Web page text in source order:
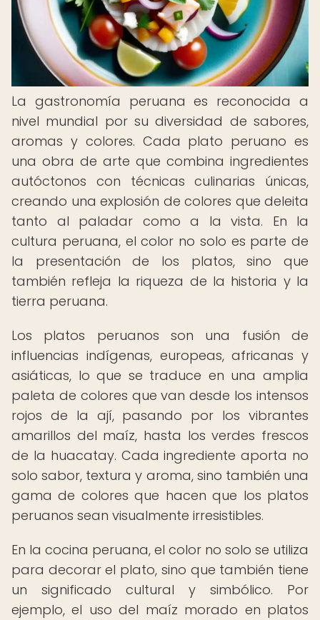
La gastronomía peruana es reconocida a
nivel mundial por su diversidad de sabores,
aromas y colores. Cada plato peruano es
una obra de arte que combina ingredientes
autóctonos con técnicas culinarias únicas,
creando una explosión de colores que deleita
tanto al paladar como a la vista. En la
cultura peruana, el color no solo es parte de
la presentación de los platos, sino que
también refleja la riqueza de la historia y la
tierra peruana.
Los platos peruanos son una fusión de
influencias indígenas, europeas, africanas y
asiáticas, lo que se traduce en una amplia
paleta de colores que van desde los intensos
rojos de la ají, pasando por los vibrantes
amarillos del maíz, hasta los verdes frescos
de la huacatay. Cada ingrediente aporta no
solo sabor, textura y aroma, sino también una
gama de colores que hacen que los platos
peruanos sean visualmente irresistibles.
En la cocina peruana, el color no solo se utiliza
para decorar el plato, sino que también tiene
un significado cultural y simbólico. Por
ejemplo, el uso del maíz morado en platos